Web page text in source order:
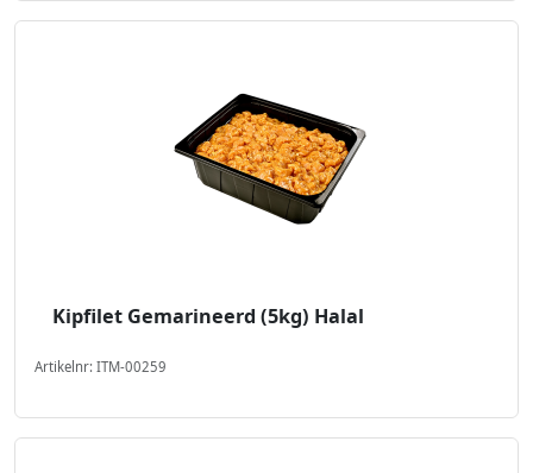
Kipfilet Gemarineerd (5kg) Halal
Artikelnr: ITM-00259